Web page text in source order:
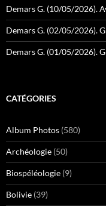
Demars G. (10/05/2026).
Demars G. (02/05/2026).
Demars G. (01/05/2026).
CATÉGORIES
Album Photos (580)
Archéologie (50)
Biospéléologie (9)
Bolivie (39)